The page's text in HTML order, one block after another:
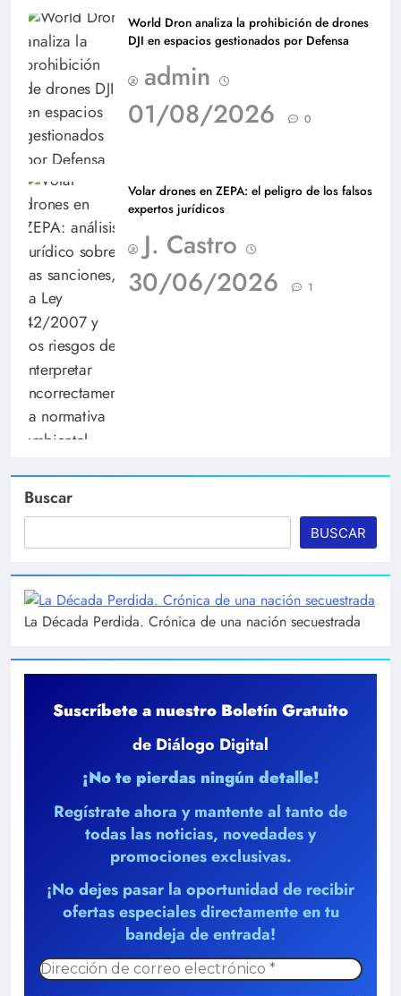
World Dron analiza la prohibición de drones
DJI en espacios gestionados por Defensa
admin
01/08/2026
0
Volar drones en ZEPA: el peligro de los falsos
expertos jurídicos
J. Castro
30/06/2026
1
Buscar
BUSCAR
La Década Perdida. Crónica de una nación secuestrada
Suscríbete a nuestro Boletín Gratuito
de Diálogo Digital
¡No te pierdas ningún detalle!
Regístrate ahora y mantente al tanto de
todas las noticias, novedades y
promociones exclusivas.
¡No dejes pasar la oportunidad de recibir
ofertas especiales directamente en tu
bandeja de entrada!